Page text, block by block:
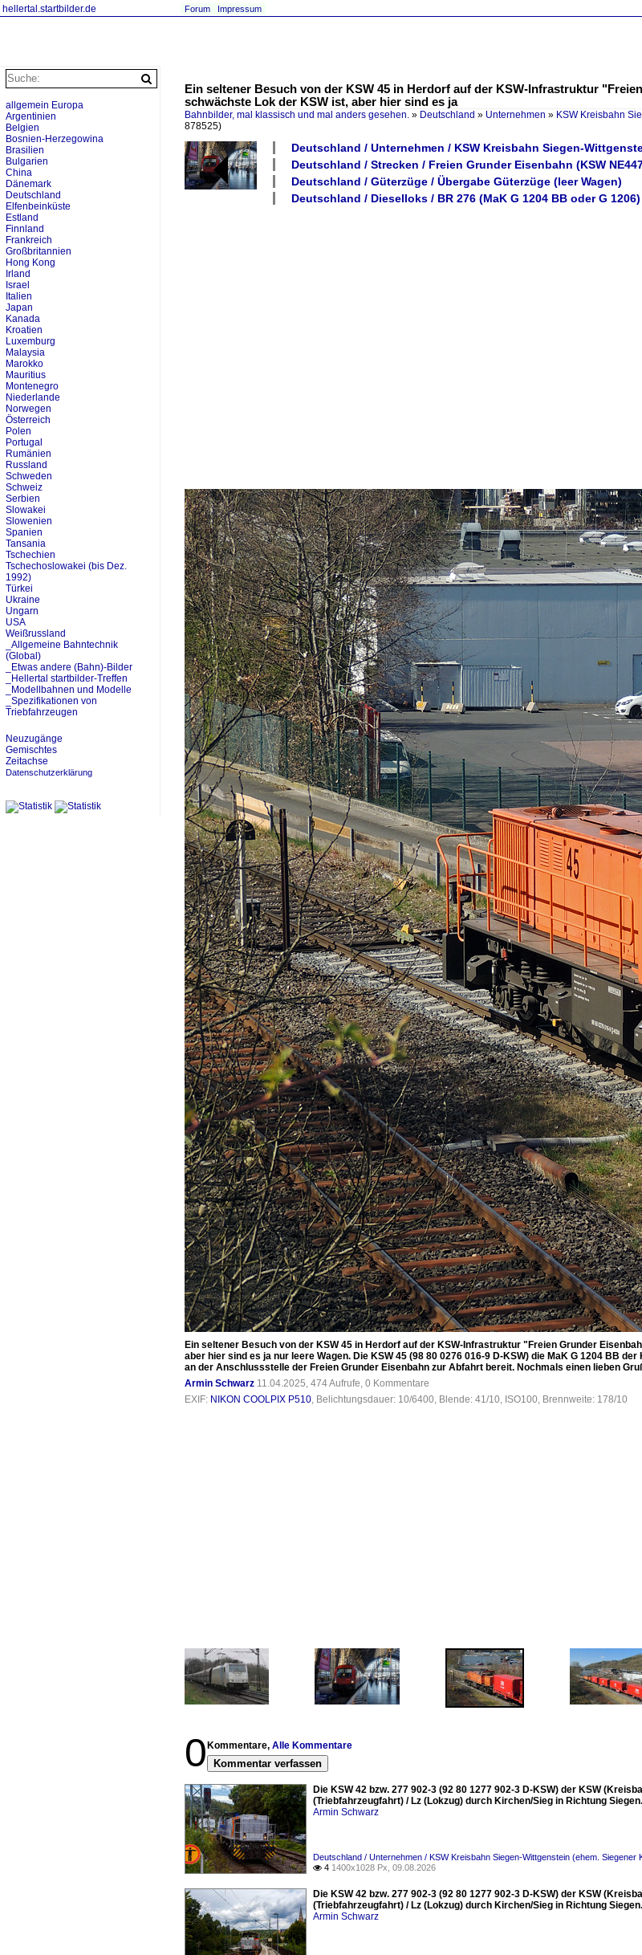
hellertal.startbilder.de Forum Impressum
Ein seltener Besuch von der KSW 45 in Herdorf auf der KSW-Infrastruktur
schwächste Lok der KSW ist, aber hier sind es ja
Bahnbilder, mal klassisch und mal anders gesehen. » Deutschland » Unternehmen » KSW Kreisbahn
878525)
Deutschland / Unternehmen / KSW Kreisbahn Siegen-
Deutschland / Strecken / Freien Grunder Eisenbahn (KSW
Deutschland / Güterzüge / Übergabe Güterzüge (leer Wagen)
Deutschland / Dieselloks / BR 276 (MaK G 1204 BB oder G 1206)
Ein seltener Besuch von der KSW 45 in Herdorf auf der KSW-Infrastruktur "Freien Grunder
aber hier sind es ja nur leere Wagen. Die KSW 45 (98 80 0276 016-9 D-KSW) die MaK G 1204 BB
an der Anschlussstelle der Freien Grunder Eisenbahn zur Abfahrt bereit. Nochmals einen lieben
Armin Schwarz 11.04.2025, 474 Aufrufe, 0 Kommentare
EXIF: NIKON COOLPIX P510, Belichtungsdauer: 10/6400, Blende: 41/10, ISO100, Brennweite: 178/10
0 Kommentare, Alle Kommentare
Kommentar verfassen
Die KSW 42 bzw. 277 902-3 (92 80 1277 902-3 D-KSW) der KSW
(Triebfahrzeugfahrt) / Lz (Lokzug) durch Kirchen/Sieg in Richtung Siegen.
Armin Schwarz
Deutschland / Unternehmen / KSW Kreisbahn Siegen-Wittgenstein (ehem. Siegener
 4 1400x1028 Px, 09.08.2026
Die KSW 42 bzw. 277 902-3 (92 80 1277 902-3 D-KSW) der KSW
(Triebfahrzeugfahrt) / Lz (Lokzug) durch Kirchen/Sieg in Richtung Siegen.
Armin Schwarz
allgemein Europa
Argentinien
Belgien
Bosnien-Herzegowina
Brasilien
Bulgarien
China
Dänemark
Deutschland
Elfenbeinküste
Estland
Finnland
Frankreich
Großbritannien
Hong Kong
Irland
Israel
Italien
Japan
Kanada
Kroatien
Luxemburg
Malaysia
Marokko
Mauritius
Montenegro
Niederlande
Norwegen
Österreich
Polen
Portugal
Rumänien
Russland
Schweden
Schweiz
Serbien
Slowakei
Slowenien
Spanien
Tansania
Tschechien
Tschechoslowakei (bis Dez.
1992)
Türkei
Ukraine
Ungarn
USA
Weißrussland
_Allgemeine Bahntechnik
(Global)
_Etwas andere (Bahn)-Bilder
_Hellertal startbilder-Treffen
_Modellbahnen und Modelle
_Spezifikationen von
Triebfahrzeugen
Neuzugänge
Gemischtes
Zeitachse
Datenschutzerklärung